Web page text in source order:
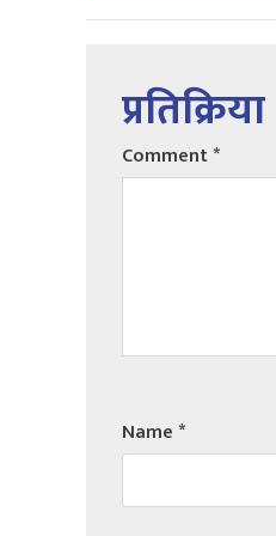
प्रतिक्रिया
Comment*
Name*